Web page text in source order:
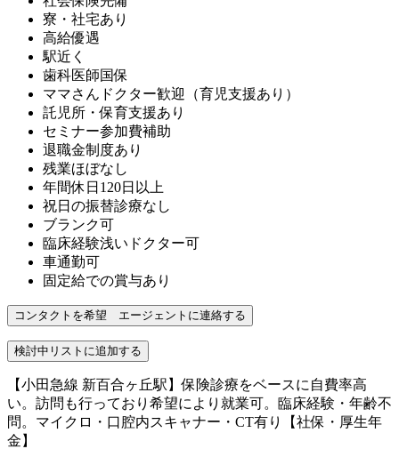
寮・社宅あり
高給優遇
駅近く
歯科医師国保
ママさんドクター歓迎（育児支援あり）
託児所・保育支援あり
セミナー参加費補助
退職金制度あり
残業ほぼなし
年間休日120日以上
祝日の振替診療なし
ブランク可
臨床経験浅いドクター可
車通勤可
固定給での賞与あり
【小田急線 新百合ヶ丘駅】保険診療をベースに自費率高
い。訪問も行っており希望により就業可。臨床経験・年齢不
問。マイクロ・口腔内スキャナー・CT有り【社保・厚生年
金】